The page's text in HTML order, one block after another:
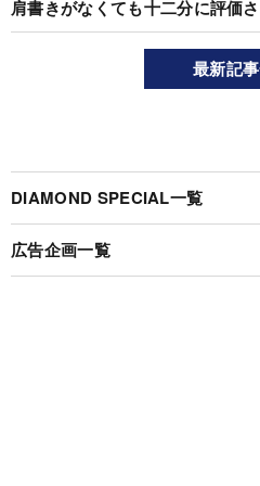
肩書きがなくても十二分に評価
最新記
DIAMOND SPECIAL一覧
広告企画一覧